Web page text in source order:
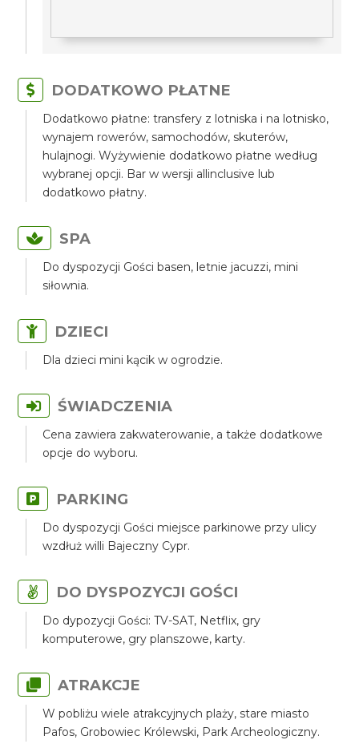
DODATKOWO PŁATNE
Dodatkowo płatne: transfery z lotniska i na lotnisko,
wynajem rowerów, samochodów, skuterów,
hulajnogi. Wyżywienie dodatkowo płatne według
wybranej opcji. Bar w wersji allinclusive lub
dodatkowo płatny.
SPA
Do dyspozycji Gości basen, letnie jacuzzi, mini
siłownia.
DZIECI
Dla dzieci mini kącik w ogrodzie.
ŚWIADCZENIA
Cena zawiera zakwaterowanie, a także dodatkowe
opcje do wyboru.
PARKING
Do dyspozycji Gości miejsce parkinowe przy ulicy
wzdłuż willi Bajeczny Cypr.
DO DYSPOZYCJI GOŚCI
Do dypozycji Gości: TV-SAT, Netflix, gry
komputerowe, gry planszowe, karty.
ATRAKCJE
W pobliżu wiele atrakcyjnych plaży, stare miasto
Pafos, Grobowiec Królewski, Park Archeologiczny.